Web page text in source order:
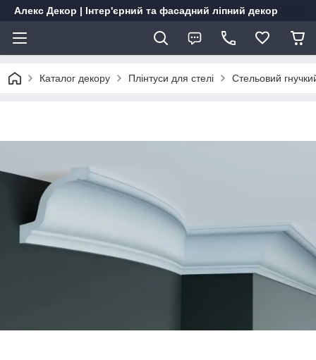
Алекс Декор | Інтер'єрний та фасадний ліпний декор
Каталог декору Плінтуси для стелі Стельовий